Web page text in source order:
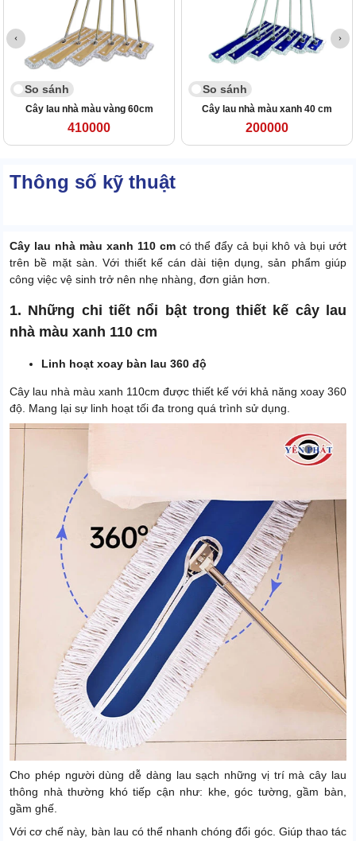
So sánh
Cây lau nhà màu vàng 60cm
410000
So sánh
Cây lau nhà màu xanh 40 cm
200000
Thông số kỹ thuật
Cây lau nhà màu xanh 110 cmcó thể đẩy cả bụi khô và bụi ướt
trên bề mặt sàn. Với thiết kế cán dài tiện dụng, sản phẩm giúp
công việc vệ sinh trở nên nhẹ nhàng, đơn giản hơn.
1. Những chi tiết nổi bật trong thiết kế cây lau
nhà màu xanh 110 cm
Linh hoạt xoay bàn lau 360 độ
Cây lau nhà màu xanh 110cm được thiết kế với khả năng xoay 360
độ. Mang lại sự linh hoạt tối đa trong quá trình sử dụng.
Cho phép người dùng dễ dàng lau sạch những vị trí mà cây lau
thông nhà thường khó tiếp cận như: khe, góc tường, gầm bàn,
gầm ghế.
Với cơ chế này, bàn lau có thể nhanh chóng đổi góc. Giúp thao tác